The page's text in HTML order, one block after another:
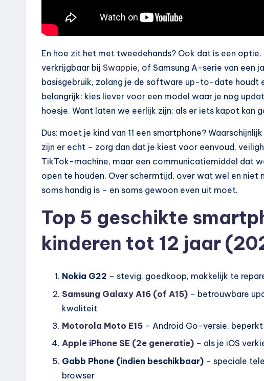
En hoe zit het met tweedehands? Ook dat is een optie.
verkrijgbaar bij Swappie, of Samsung A-serie van een
basisgebruik, zolang je de software up-to-date houdt
belangrijk: kies liever voor een model waar je nog
hoesje. Want laten we eerlijk zijn: als er iets kapot kan
Dus: moet je kind van 11 een smartphone?
zijn er echt – zorg dan dat je kiest voor eenvoud,
TikTok-machine, maar een communicatiemiddel dat
open te houden. Over schermtijd, over wat wel en
soms handig is – en soms gewoon even uit moet.
Top 5 geschikte
kinderen tot 12 jaar
Nokia G22 – stevig, goedkoop, makkelijk te
Samsung Galaxy A16 (of A15) – betrouwbare
kwaliteit
Motorola Moto E15 – Android Go-versie,
Apple iPhone SE (2e generatie) – als je iOS
Gabb Phone (indien beschikbaar) – speciale
browser